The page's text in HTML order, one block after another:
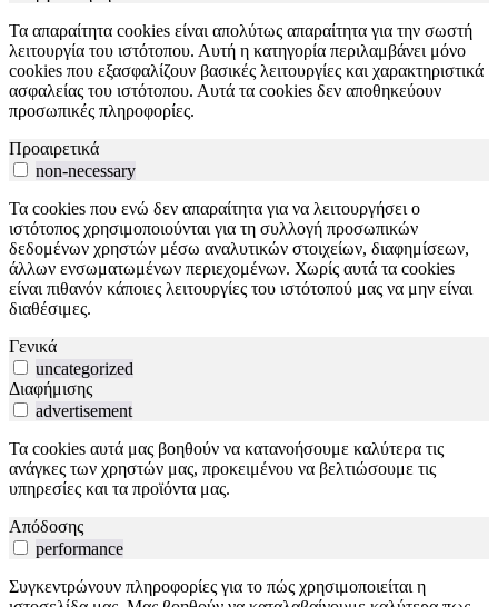
Τα απαραίτητα cookies είναι απολύτως απαραίτητα για την σωστή
λειτουργία του ιστότοπου. Αυτή η κατηγορία περιλαμβάνει μόνο
cookies που εξασφαλίζουν βασικές λειτουργίες και χαρακτηριστικά
ασφαλείας του ιστότοπου. Αυτά τα cookies δεν αποθηκεύουν
προσωπικές πληροφορίες.
Προαιρετικά
non-necessary
Τα cookies που ενώ δεν απαραίτητα για να λειτουργήσει ο
ιστότοπος χρησιμοποιούνται για τη συλλογή προσωπικών
δεδομένων χρηστών μέσω αναλυτικών στοιχείων, διαφημίσεων,
άλλων ενσωματωμένων περιεχομένων. Χωρίς αυτά τα cookies
είναι πιθανόν κάποιες λειτουργίες του ιστότοπού μας να μην είναι
διαθέσιμες.
Γενικά
uncategorized
Διαφήμισης
advertisement
Τα cookies αυτά μας βοηθούν να κατανοήσουμε καλύτερα τις
ανάγκες των χρηστών μας, προκειμένου να βελτιώσουμε τις
υπηρεσίες και τα προϊόντα μας.
Απόδοσης
performance
Συγκεντρώνουν πληροφορίες για το πώς χρησιμοποιείται η